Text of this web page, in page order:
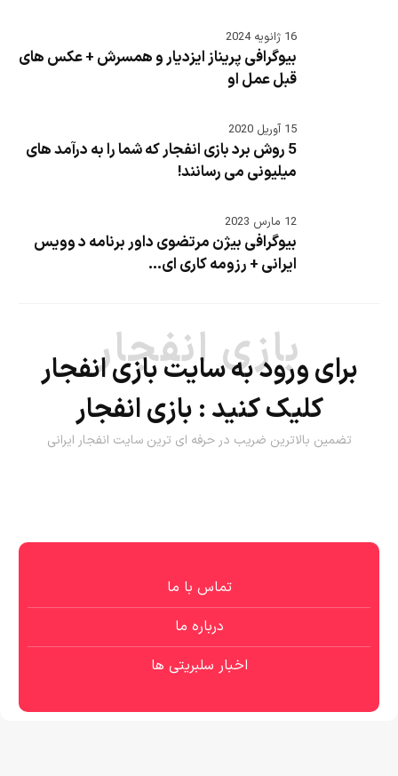
16 ژانویه 2024
بیوگرافی پریناز ایزدیار و همسرش + عکس های
قبل عمل او
15 آوریل 2020
5 روش برد بازی انفجار که شما را به درآمد های
میلیونی می رسانند!
12 مارس 2023
بیوگرافی بیژن مرتضوی داور برنامه د وویس
ایرانی + رزومه کاری ای...
بازی انفجار
برای ورود به سایت بازی انفجار
کلیک کنید : بازی انفجار
تضمین بالاترین ضریب در حرفه ای ترین سایت انفجار ایرانی
تماس با ما
درباره ما
اخبار سلبریتی ها